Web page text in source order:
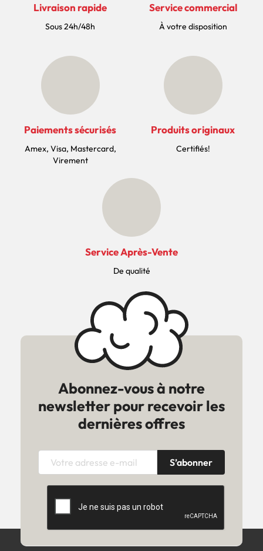
Livraison rapide
Sous 24h/48h
Service commercial
À votre disposition
Paiements sécurisés
Amex, Visa, Mastercard,
Virement
Produits originaux
Certifiés!
Service Après-Vente
De qualité
Abonnez-vous à notre
newsletter pour recevoir les
dernières offres